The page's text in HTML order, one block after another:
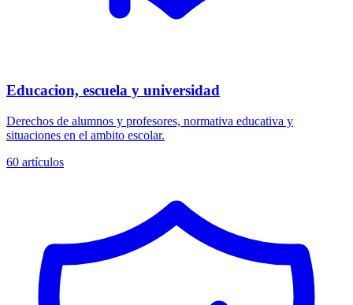
Educacion, escuela y universidad
Derechos de alumnos y profesores, normativa educativa y
situaciones en el ambito escolar.
60 artículos